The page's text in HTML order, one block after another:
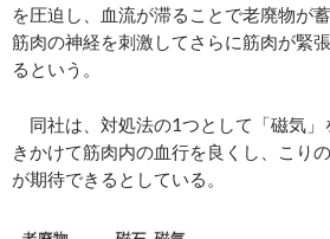
を圧迫し、血流が滞ることで老廃物が
筋肉の神経を刺激してさらに筋肉が緊
るという。
同社は、対処法の1つとして「磁気」
きかけて筋肉内の血行を良くし、こり
が期待できるとしている。